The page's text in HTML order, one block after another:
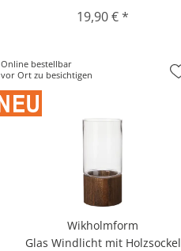
19,90 € *
Online bestellbar
vor Ort zu besichtigen
Wikholmform
Glas Windlicht mit Holzsockel